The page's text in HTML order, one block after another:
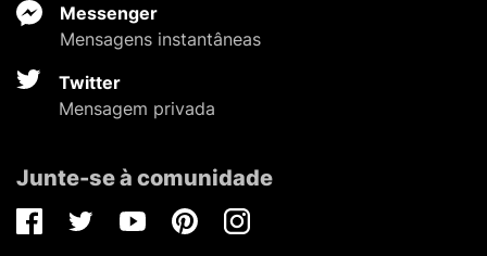
Messenger
Mensagens instantâneas
Twitter
Mensagem privada
Junte-se à comunidade
FacebookTwitterYoutubePinterestInstagram